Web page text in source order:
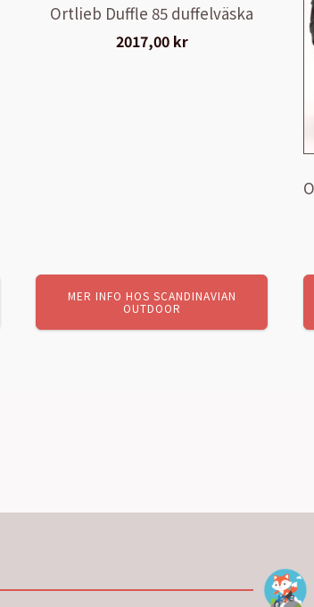
Ortlieb Duffle 85 duffelväska
2017,00 kr
MER INFO HOS SCANDINAVIAN
OUTDOOR